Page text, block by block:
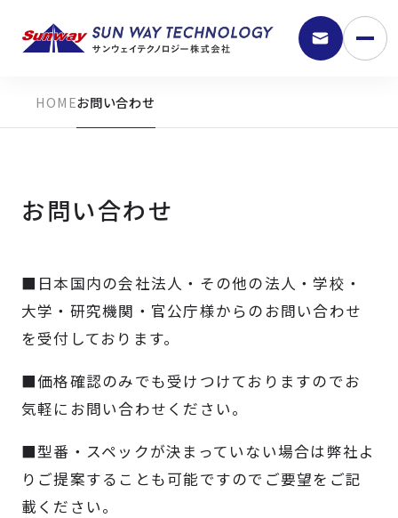
製品検索
取扱メーカー
お問い合わせ
お問い合わせ
■日本国内の会社法人・その他の法人・学校・
大学・研究機関・官公庁様からのお問い合わせ
を受付しております。
■価格確認のみでも受けつけておりますのでお
気軽にお問い合わせください。
■型番・スペックが決まっていない場合は弊社よ
りご提案することも可能ですのでご要望をご記
載ください。